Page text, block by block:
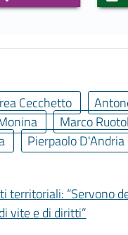
Cecchetto
Marco
Pierpaolo D'Andria
territoriali: “Servono
vite e di diritti”